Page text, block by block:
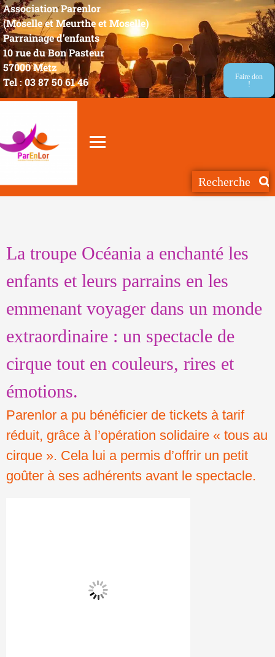
Association Parenlor
(Moselle et Meurthe et Moselle)
Parrainage d'enfants
10 rue du Bon Pasteur
57000 Metz
Tel : 03 87 50 61 46
Faire don
!
La troupe Océania a enchanté les
enfants et leurs parrains en les
emmenant voyager dans un monde
extraordinaire : un spectacle de
cirque tout en couleurs, rires et
émotions.
Parenlor a pu bénéficier de tickets à tarif
réduit, grâce à l’opération solidaire « tous au
cirque ». Cela lui a permis d’offrir un petit
goûter à ses adhérents avant le spectacle.